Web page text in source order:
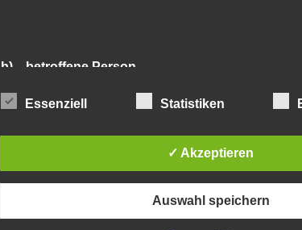
b) betroffene Person
Betroffene Person ist jede identifizierte oder
Verantwortlichen verarbeitet werden.
c) Verarbeitung
Verarbeitung ist jeder mit oder ohne Hilfe
Essenziell Statistiken
✓ Akzeptieren
Auswahl speichern